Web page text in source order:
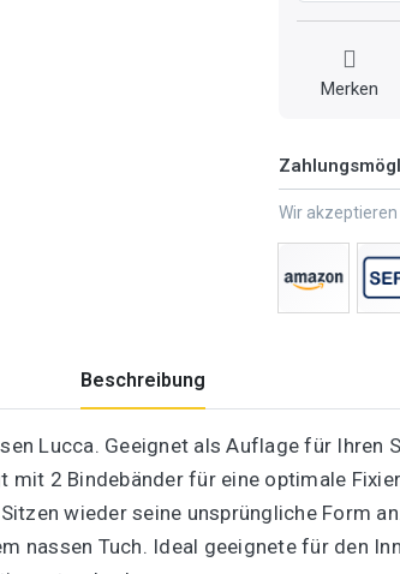
Merken
Wir
Beschreibung
Lucca. Geeignet als Auflage für Ihren
mit 2 Bindebänder für eine optimale
wieder seine unsprüngliche Form
nassen Tuch. Ideal geeignete für den